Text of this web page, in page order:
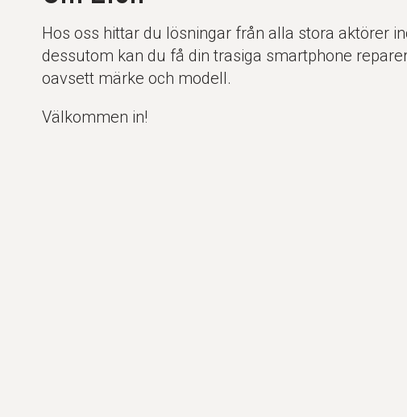
Hos oss hittar du lösningar från alla stora aktörer
dessutom kan du få din trasiga smartphone
oavsett märke och modell.
Välkommen in!